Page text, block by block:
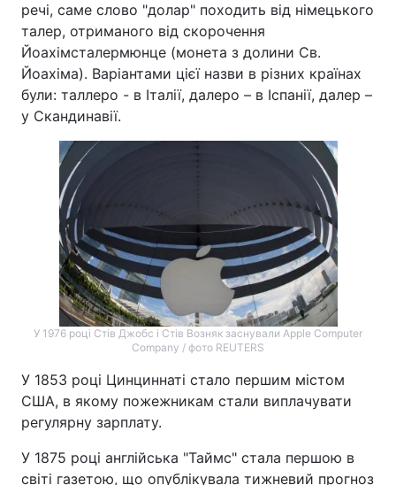
речі, саме слово "долар" походить від німецького
талер, отриманого від скорочення
Йоахімсталермюнце (монета з долини Св.
Йоахіма). Варіантами цієї назви в різних країнах
були: таллеро - в Італії, далеро – в Іспанії, далер –
у Скандинавії.
У 1976 році Стів Джобс і Стів Возняк заснували Apple Computer
Company / фото REUTERS
У 1853 році Цинциннаті стало першим містом
США, в якому пожежникам стали виплачувати
регулярну зарплату.
У 1875 році англійська "Таймс" стала першою в
світі газетою, що опублікувала тижневий прогноз